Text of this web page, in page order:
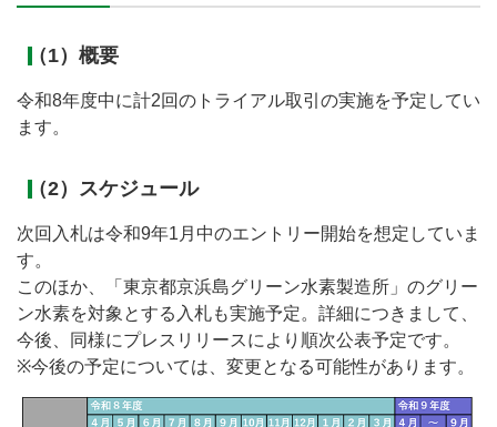
（1）概要
令和8年度中に計2回のトライアル取引の実施を予定してい
ます。
（2）スケジュール
次回入札は令和9年1月中のエントリー開始を想定していま
す。
このほか、「東京都京浜島グリーン水素製造所」のグリー
ン水素を対象とする入札も実施予定。詳細につきまして、
今後、同様にプレスリリースにより順次公表予定です。
※今後の予定については、変更となる可能性があります。